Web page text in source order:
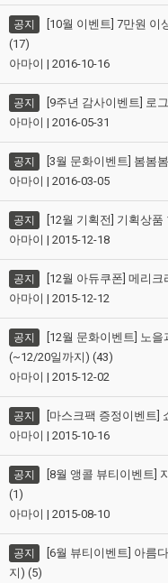
공지
[10월 이벤트] 7만원
(17)
아마이 | 2016-10-16
공지
[9주년 감사이벤트] 로
아마이 | 2016-05-31
공지
[3월 문화이벤트] 봄봄
아마이 | 2016-03-05
공지
[12월 기획전] 기획상
아마이 | 2015-12-18
공지
[12월 아듀쿠폰] 메리
아마이 | 2015-12-12
공지
[12월 문화이벤트] 노
(~12/20일까지) (43)
아마이 | 2015-12-02
공지
[마스크팩 증정이벤트]
아마이 | 2015-10-16
공지
[8월 앵콜 뷰티이벤트]
(1)
아마이 | 2015-08-10
공지
[6월 뷰티이벤트] 아름
지) (5)